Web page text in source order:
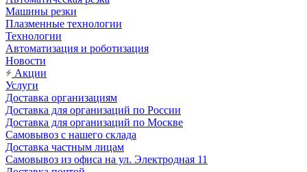
Машины резки
Плазменные технологии
Технологии
Автоматизация и роботизация
Новости
Акции
Услуги
Доставка организациям
Доставка для организаций по России
Доставка для организаций по Москве
Самовывоз с нашего склада
Доставка частным лицам
Самовывоз из офиса на ул. Электродная 11